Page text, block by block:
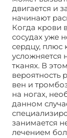
двигается и
начинают
Когда крови
сосудах уже
сердцу, плюс
усложняется
тканях. В
вероятность
вен и
на ногах,
данном
занимается
лечением